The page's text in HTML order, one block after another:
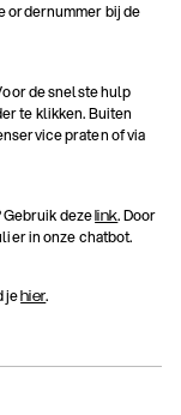
ordernummer bij de
de snelste hulp
te klikken. Buiten
praten of via
Gebruik dezelink. Door
in onze chatbot.
jehier.